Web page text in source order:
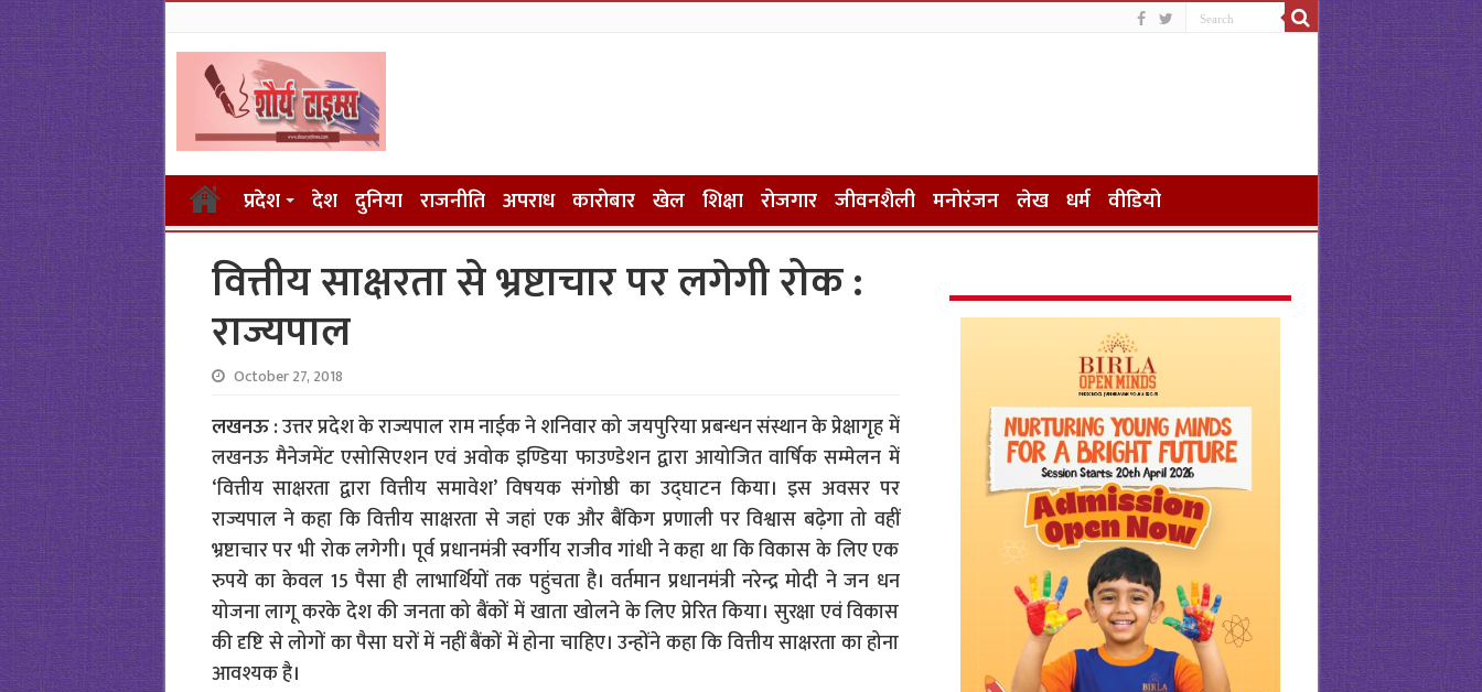
प्रदेश देश दुनिया राजनीति अपराध कारोबार खेल शिक्षा रोजगार जीवनशैली मनोरंजन लेख धर्म वीडियो
वित्तीय साक्षरता से भ्रष्टाचार पर लगेगी रोक :
राज्यपाल
October 27, 2018
लखनऊ :उत्तर प्रदेश के राज्यपाल राम नाईक ने शनिवार को जयपुरिया प्रबन्धन संस्थान के प्रेक्षागृह में
लखनऊ मैनेजमेंट एसोसिएशन एवं अवोक इण्डिया फाउण्डेशन द्वारा आयोजित वार्षिक सम्मेलन में
‘वित्तीय साक्षरता द्वारा वित्तीय समावेश’ विषयक संगोष्ठी का उद्घाटन किया। इस अवसर पर
राज्यपाल ने कहा कि वित्तीय साक्षरता से जहां एक और बैंकिग प्रणाली पर विश्वास बढ़ेगा तो वहीं
भ्रष्टाचार पर भी रोक लगेगी। पूर्व प्रधानमंत्री स्वर्गीय राजीव गांधी ने कहा था कि विकास के लिए एक
रुपये का केवल 15 पैसा ही लाभार्थियों तक पहुंचता है। वर्तमान प्रधानमंत्री नरेन्द्र मोदी ने जन धन
योजना लागू करके देश की जनता को बैंकों में खाता खोलने के लिए प्रेरित किया। सुरक्षा एवं विकास
की दृष्टि से लोगों का पैसा घरों में नहीं बैंकों में होना चाहिए। उन्होंने कहा कि वित्तीय साक्षरता का होना
आवश्यक है।